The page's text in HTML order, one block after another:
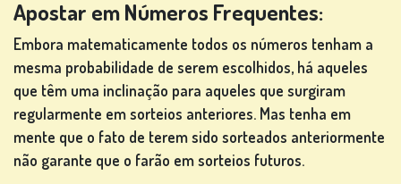
Apostar em Números Frequentes:
Embora matematicamente todos os números tenham a
mesma probabilidade de serem escolhidos, há aqueles
que têm uma inclinação para aqueles que surgiram
regularmente em sorteios anteriores. Mas tenha em
mente que o fato de terem sido sorteados anteriormente
não garante que o farão em sorteios futuros.